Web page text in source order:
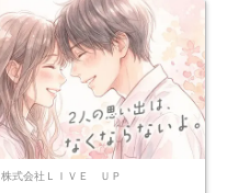
株式会社ＬＩＶＥ ＵＰ